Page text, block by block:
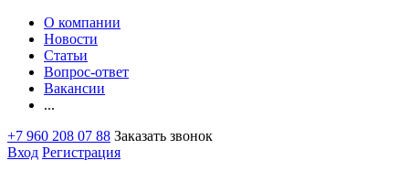
О компании
Новости
Статьи
Вопрос-ответ
Вакансии
...
+7 960 208 07 88 Заказать звонок
Вход Регистрация